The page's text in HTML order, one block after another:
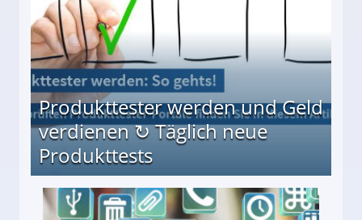
Produkttester werden und Geld
verdienen ↻ Täglich neue
Produkttests
↻ Täglich neue Produkttests